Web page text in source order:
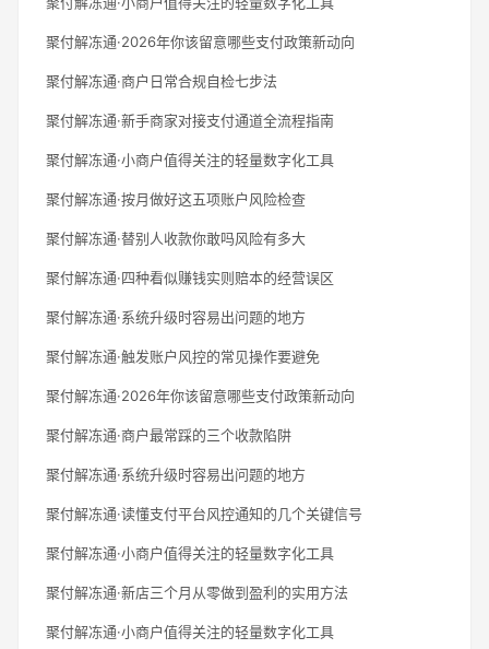
聚付解冻通·2026年你该留意哪些支付政策新动向
聚付解冻通·商户日常合规自检七步法
聚付解冻通·新手商家对接支付通道全流程指南
聚付解冻通·小商户值得关注的轻量数字化工具
聚付解冻通·按月做好这五项账户风险检查
聚付解冻通·替别人收款你敢吗风险有多大
聚付解冻通·四种看似赚钱实则赔本的经营误区
聚付解冻通·系统升级时容易出问题的地方
聚付解冻通·触发账户风控的常见操作要避免
聚付解冻通·2026年你该留意哪些支付政策新动向
聚付解冻通·商户最常踩的三个收款陷阱
聚付解冻通·系统升级时容易出问题的地方
聚付解冻通·读懂支付平台风控通知的几个关键信号
聚付解冻通·小商户值得关注的轻量数字化工具
聚付解冻通·新店三个月从零做到盈利的实用方法
聚付解冻通·小商户值得关注的轻量数字化工具